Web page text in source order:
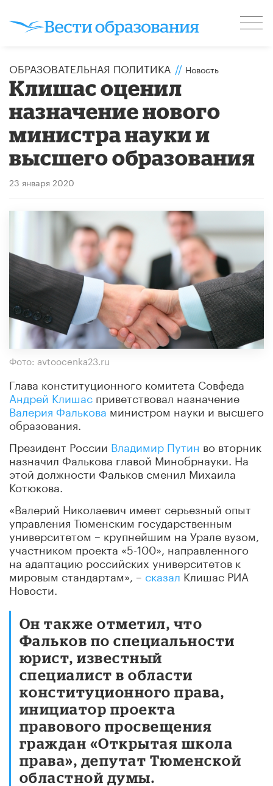
ОБРАЗОВАТЕЛЬНАЯ ПОЛИТИКА // Новость
Клишас оценил
назначение нового
министра науки и
высшего образования
23 января 2020
Фото: avtoocenka23.ru
Глава конституционного комитета Совфеда
Андрей Клишасприветствовал назначение
Валерия Фалькова министром науки и высшего
образования.
Президент России Владимир Путин во вторник
назначил Фалькова главой Минобрнауки. На
этой должности Фальков сменил Михаила
Котюкова.
«Валерий Николаевич имеет серьезный опыт
управления Тюменским государственным
университетом – крупнейшим на Урале вузом,
участником проекта «5-100», направленного
на адаптацию российских университетов к
мировым стандартам», – сказал Клишас РИА
Новости.
Он также отметил, что
Фальков по специальности
юрист, известный
специалист в области
конституционного права,
инициатор проекта
правового просвещения
граждан «Открытая школа
права», депутат Тюменской
областной думы.